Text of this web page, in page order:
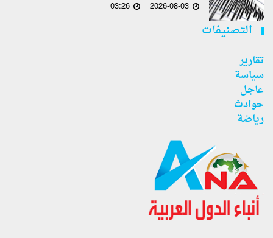
2026-08-03
03:26
التصنيفات
تقارير
سياسة
عاجل
حوادث
رياضة